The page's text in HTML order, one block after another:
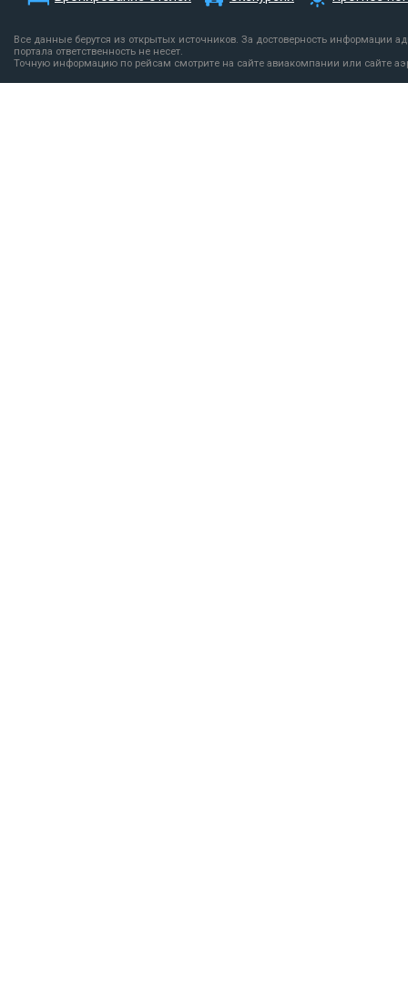
Все данные берутся из открытых источников. За достоверность информации
портала ответственность не несет.
Точную информацию по рейсам смотрите на сайте авиакомпании или сайте